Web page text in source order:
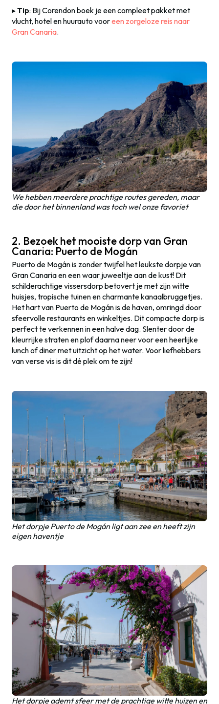
▸Tip: Bij Corendon boek je een compleet pakket met
vlucht, hotel en huurauto vooreen zorgeloze reis naar
Gran Canaria.
We hebben meerdere prachtige routes gereden, maar
die door het binnenland was toch wel onze favoriet
2. Bezoek het mooiste dorp van Gran
Canaria: Puerto de Mogán
Puerto de Mogán is zonder twijfel het leukste dorpje van
Gran Canaria en een waar juweeltje aan de kust! Dit
schilderachtige vissersdorp betovert je met zijn witte
huisjes, tropische tuinen en charmante kanaalbruggetjes.
Het hart van Puerto de Mogán is de haven, omringd door
sfeervolle restaurants en winkeltjes. Dit compacte dorp is
perfect te verkennen in een halve dag. Slenter door de
kleurrijke straten en plof daarna neer voor een heerlijke
lunch of diner met uitzicht op het water. Voor liefhebbers
van verse vis is dit dé plek om te zijn!
Het dorpje Puerto de Mogán ligt aan zee en heeft zijn
eigen haventje
Het dorpje ademt sfeer met de prachtige witte huizen en